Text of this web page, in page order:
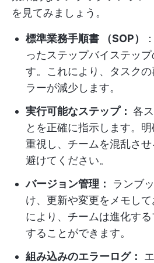
を見てみましょう。
標準業務手順書 （SOP）
ったステップバイステッ
す。これにより、タスク
ラーが減少します。
実行可能なステップ： 各
とを正確に指示します。
重視し、チームを混乱さ
避けてください。
バージョン管理：
ランブ
け、更新や変更をメモし
により、チームは進化す
することができます。
組み込みのエラーログ：